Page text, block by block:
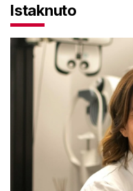
Istaknuto